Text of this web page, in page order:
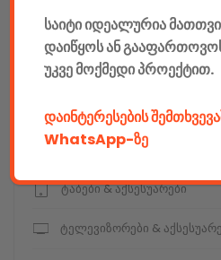
კომპიუტერები &
ტელეფონები & აქსესუარები
კამერები & აქსესუარები
ნოუთბუქები & აქსესუარები
ტაბები & აქსესუარები
ტელევიზორები &
საიტი იდეალურია
დაიწყოს ან
უკვე მოქმედი პროექტით.
დაინტერესების
WhatsApp-ზე